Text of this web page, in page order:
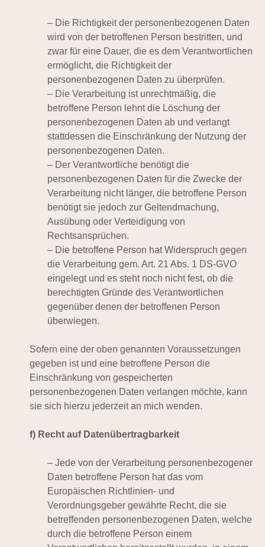
– Die Richtigkeit der personenbezogenen Daten
wird von der betroffenen Person bestritten, und
zwar für eine Dauer, die es dem Verantwortlichen
ermöglicht, die Richtigkeit der
personenbezogenen Daten zu überprüfen.
– Die Verarbeitung ist unrechtmäßig, die
betroffene Person lehnt die Löschung der
personenbezogenen Daten ab und verlangt
stattdessen die Einschränkung der Nutzung der
personenbezogenen Daten.
– Der Verantwortliche benötigt die
personenbezogenen Daten für die Zwecke der
Verarbeitung nicht länger, die betroffene Person
benötigt sie jedoch zur Geltendmachung,
Ausübung oder Verteidigung von
Rechtsansprüchen.
– Die betroffene Person hat Widerspruch gegen
die Verarbeitung gem. Art. 21 Abs. 1 DS-GVO
eingelegt und es steht noch nicht fest, ob die
berechtigten Gründe des Verantwortlichen
gegenüber denen der betroffenen Person
überwiegen.
Sofern eine der oben genannten Voraussetzungen
gegeben ist und eine betroffene Person die
Einschränkung von gespeicherten
personenbezogenen Daten verlangen möchte, kann
sie sich hierzu jederzeit an mich wenden.
f) Recht auf Datenübertragbarkeit
– Jede von der Verarbeitung personenbezogener
Daten betroffene Person hat das vom
Europäischen Richtlinien- und
Verordnungsgeber gewährte Recht, die sie
betreffenden personenbezogenen Daten, welche
durch die betroffene Person einem